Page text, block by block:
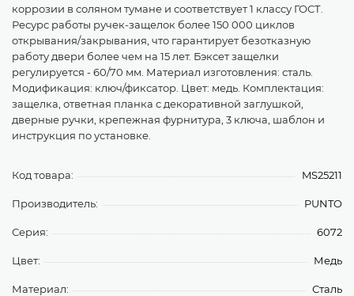
коррозии в соляном тумане и соответствует 1 классу ГОСТ.
Ресурс работы ручек-защелок более 150 000 циклов
открывания/закрывания, что гарантирует безотказную
работу двери более чем на 15 лет. Бэксет защелки
регулируется - 60/70 мм. Материал изготовления: сталь.
Модификация: ключ/фиксатор. Цвет: медь. Комплектация:
защелка, ответная планка с декоративной заглушкой,
дверные ручки, крепежная фурнитура, 3 ключа, шаблон и
инструкция по установке.
Код товара: MS25211
Производитель: PUNTO
Серия: 6072
Цвет: Медь
Материал: Сталь